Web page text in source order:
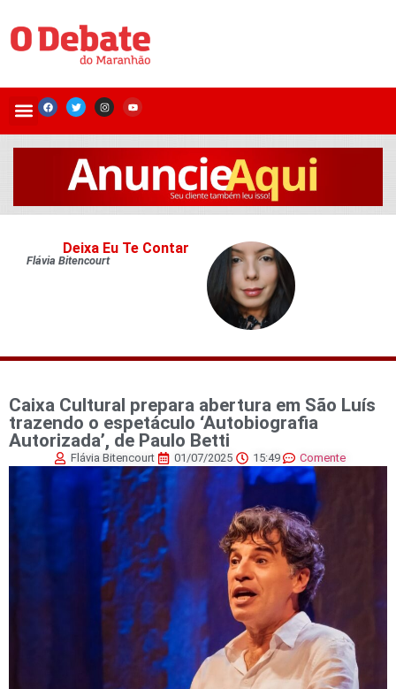
Deixa Eu Te Contar
Flávia Bitencourt
Caixa Cultural prepara abertura em São Luís
trazendo o espetáculo ‘Autobiografia
Autorizada’, de Paulo Betti
Flávia Bitencourt 01/07/2025 15:49 Comente